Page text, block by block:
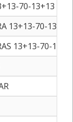
70-13+13
13+13-70-13+13
13+13-70-